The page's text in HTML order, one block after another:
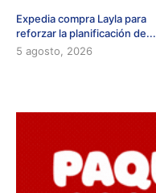
Expedia compra Layla para
reforzar la planificación de...
5 agosto, 2026